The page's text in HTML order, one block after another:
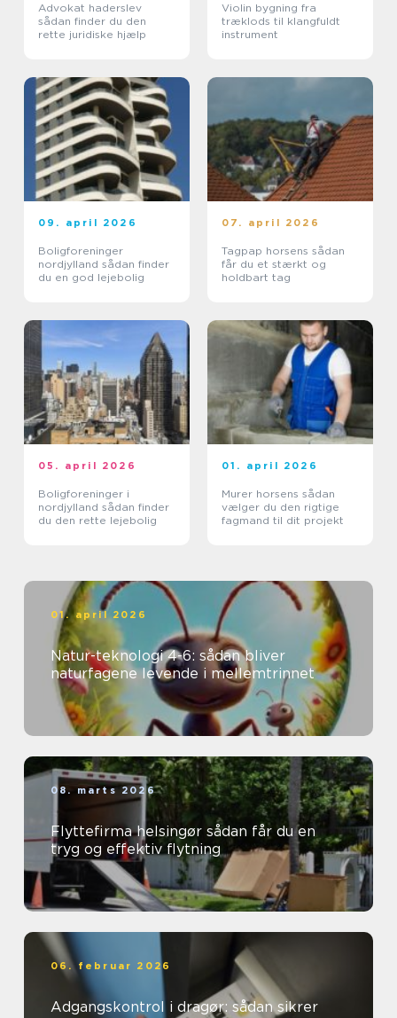
Advokat haderslev
sådan finder du den
rette juridiske hjælp
Violin bygning fra
træklods til klangfuldt
instrument
09. april 2026
Boligforeninger
nordjylland sådan finder
du en god lejebolig
07. april 2026
Tagpap horsens sådan
får du et stærkt og
holdbart tag
05. april 2026
Boligforeninger i
nordjylland sådan finder
du den rette lejebolig
01. april 2026
Murer horsens sådan
vælger du den rigtige
fagmand til dit projekt
01. april 2026
Natur-teknologi 4-6: sådan bliver
naturfagene levende i mellemtrinnet
08. marts 2026
Flyttefirma helsingør sådan får du en
tryg og effektiv flytning
06. februar 2026
Adgangskontrol i dragør: sådan sikrer